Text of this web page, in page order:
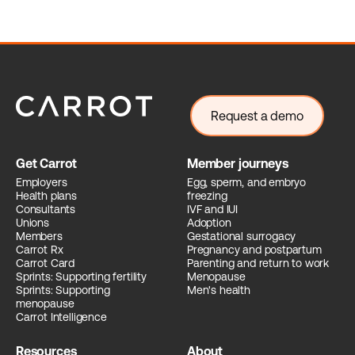
Request a demo
Get Carrot
Employers
Health plans
Consultants
Unions
Members
Carrot Rx
Carrot Card
Sprints: Supporting fertility
Sprints: Supporting
menopause
Carrot Intelligence
Member journeys
Egg, sperm, and embryo
freezing
IVF and IUI
Adoption
Gestational surrogacy
Pregnancy and postpartum
Parenting and return to work
Menopause
Men's health
Resources About